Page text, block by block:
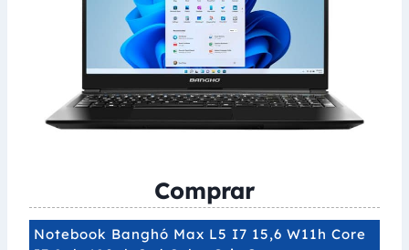
Comprar
Notebook Banghó Max L5 I7 15,6 W11h Core